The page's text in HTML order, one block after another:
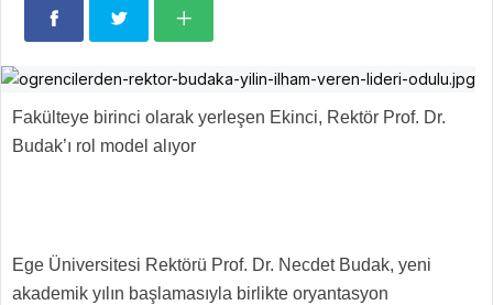
Fakülteye birinci olarak yerleşen Ekinci, Rektör Prof. Dr.
Budak’ı rol model alıyor
Ege Üniversitesi Rektörü Prof. Dr. Necdet Budak, yeni
akademik yılın başlamasıyla birlikte oryantasyon